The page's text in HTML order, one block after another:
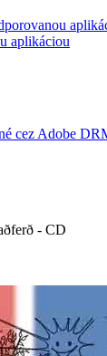
aplikáciou
cez Adobe
- CD